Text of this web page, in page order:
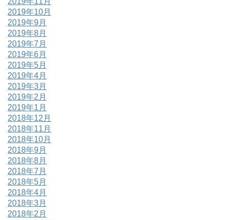
2019年10月
2019年9月
2019年8月
2019年7月
2019年6月
2019年5月
2019年4月
2019年3月
2019年2月
2019年1月
2018年12月
2018年11月
2018年10月
2018年9月
2018年8月
2018年7月
2018年5月
2018年4月
2018年3月
2018年2月